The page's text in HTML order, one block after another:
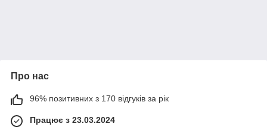
Про нас
96% позитивних з 170 відгуків за рік
Працює з 23.03.2024